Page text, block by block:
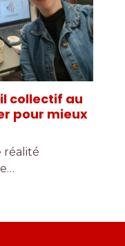
collectif au
pour mieux
réalité